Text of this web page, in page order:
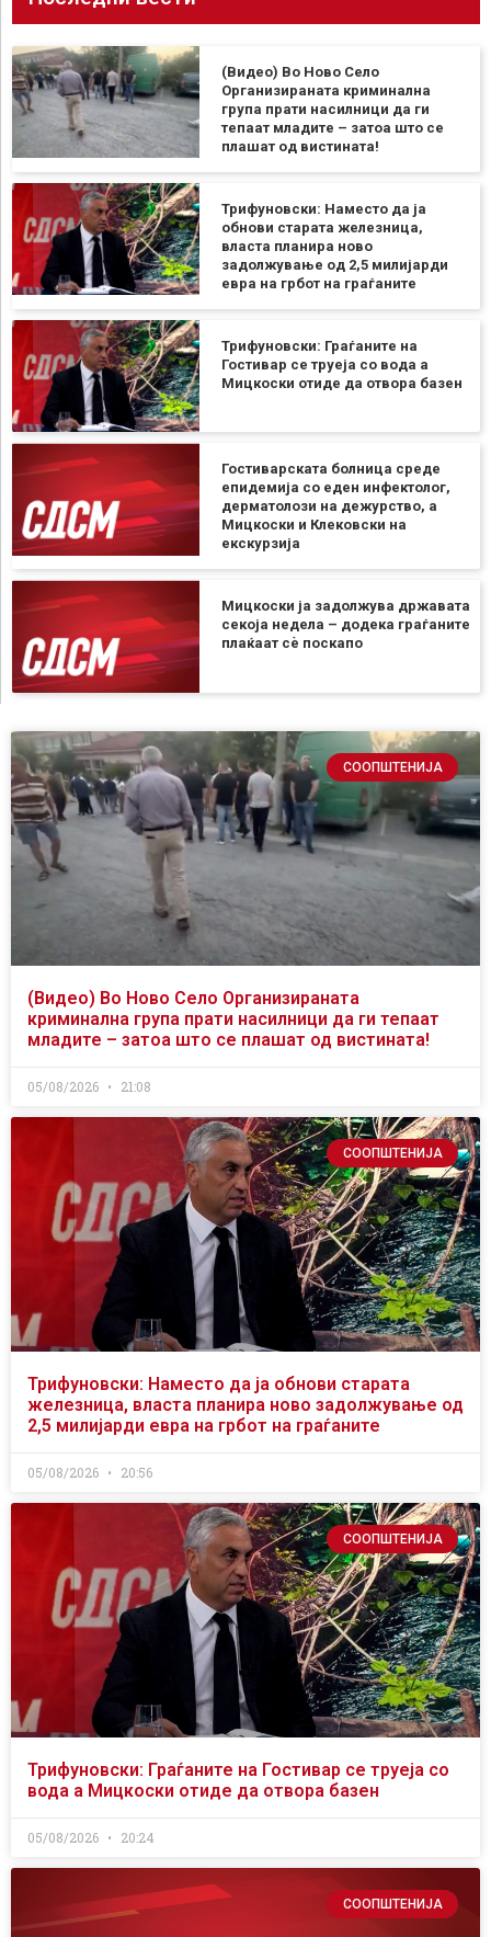
(Видео) Во Ново Село
Организираната криминална
група прати насилници да ги
тепаат младите – затоа што се
плашат од вистината!
Трифуновски: Наместо да ја
обнови старата железница,
власта планира ново
задолжување од 2,5 милијарди
евра на грбот на граѓаните
Трифуновски: Граѓаните на
Гостивар се труеја со вода а
Мицкоски отиде да отвора базен
Гостиварската болница среде
епидемија со еден инфектолог,
дерматолози на дежурство, а
Мицкоски и Клековски на
екскурзија
Мицкоски ја задолжува државата
секоја недела – додека граѓаните
плаќаат сѐ поскапо
СООПШТЕНИЈА
(Видео) Во Ново Село Организираната
криминална група прати насилници да ги тепаат
младите – затоа што се плашат од вистината!
05/08/2026 21:08
СООПШТЕНИЈА
Трифуновски: Наместо да ја обнови старата
железница, власта планира ново задолжување од
2,5 милијарди евра на грбот на граѓаните
05/08/2026 20:56
СООПШТЕНИЈА
Трифуновски: Граѓаните на Гостивар се труеја со
вода а Мицкоски отиде да отвора базен
05/08/2026 20:24
СООПШТЕНИЈА